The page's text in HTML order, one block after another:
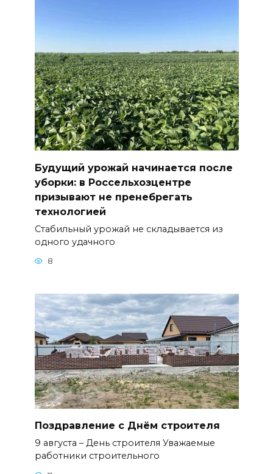
Будущий урожай начинается после
уборки: в Россельхозцентре
призывают не пренебрегать
технологией
Стабильный урожай не складывается из
одного удачного
8
Поздравление с Днём строителя
9 августа – День строителя Уважаемые
работники строительного